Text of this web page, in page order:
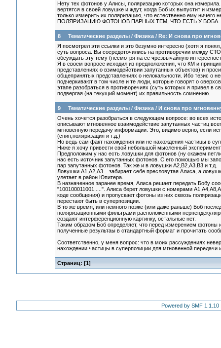
Нету тех фотонов у Алисы, поляризацию которых она
вертятся в своей ловушке и ждут, когда Боб их выпустит и
только измерить их поляризацию, что естественно ему
ПОЛЯРИЗАЦИЮ ФОТОНОВ ПАРНЫХ ТЕМ, ЧТО ЕСТЬ У БОБА. А
8 Тематические разделы/ Физика/ Re: И снова про
Я посмотрел эти ссылки и это безумно интересно (хотя я
суть вопроса. Вы сосредоточились на противоречии между
обсуждать эту тему (несмотря на ее чрезвычайную
Я в своем вопросе исходил из предположения, что КМ и
представлениях о взимодействии запутанных объектов) и
общепринятых представлениях о нелокальности. Ибо тезис о
подчеркивают в том числе и те люди, которые говорят о
этапе разобраться в противоречиях (суть которых я привел
подвергая (на текущий момент) их правильность сомнению.
9 Тематические разделы/ Физика/ И снова про
Очень хочется разобраться в следующем вопросе: во всех
описывают мгновенное взаимодействие запутанных частиц
мгновенную передачу информации. Это, видимо верно, если
(спин,поляризация и т.д.)
Но ведь сам факт нахождения или не нахождения частицы в
Ниже я хочу привести свой небольшой мысленный
Предположим у нас есть ловушки для фотонов (ну скажем
нас есть источник запутанных фотонов. С его помощью мы
пар запутанных фотонов. Так же и в ловушки A2,B2,A3,B3 и т.д.
Ловушки A1,A2,A3... забирает себе пресловутая Алиса, а
улетает в район Юпитера.
В назначенное заранее время, Алиса решает передать Бобу
"100100011001.....". Алиса берет ловушки с номерами
коде сообщения) и пропускает фотоны из них сквозь
перестают быть в суперпозиции.
В то же время, или немного позже (или даже раньше) Боб
поляризационными фильтрами расположенными
создают интерференционную картинку, остальные нет.
Таким образом Боб определяет, что перед измерением фотоны
полученные результаы в стандартный формат и прочитать
Соответственно, у меня вопрос: что в моих рассуждениях
нахождении частицы в суперпозиции для мгновенной
Страниц: [1]
Powered by SMF 1.1.10